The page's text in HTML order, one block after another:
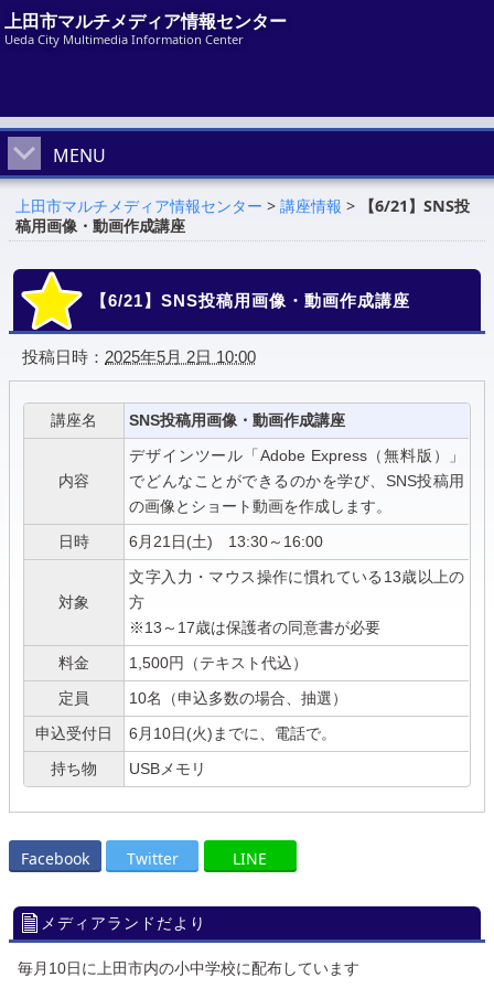
上田市マルチメディア情報センター
Ueda City Multimedia Information Center
MENU
上田市マルチメディア情報センター > 講座情報 >
【6/21】SNS投
稿用画像・動画作成講座
【6/21】SNS投稿用画像・動画作成講座
投稿日時： 2025年5月 2日 10:00
講座名 SNS投稿用画像・動画作成講座
内容
デザインツール「Adobe Express（無料版）」
でどんなことができるのかを学び、SNS投稿用
の画像とショート動画を作成します。
日時
6月21日(土) 13:30～16:00
対象
文字入力・マウス操作に慣れている13歳以上の
方
※13～17歳は保護者の同意書が必要
料金
1,500円（テキスト代込）
定員
10名（申込多数の場合、抽選）
申込受付日
6月10日(火)までに、電話で。
持ち物
USBメモリ
Facebook Twitter LINE
メディアランドだより
毎月10日に上田市内の小中学校に配布しています